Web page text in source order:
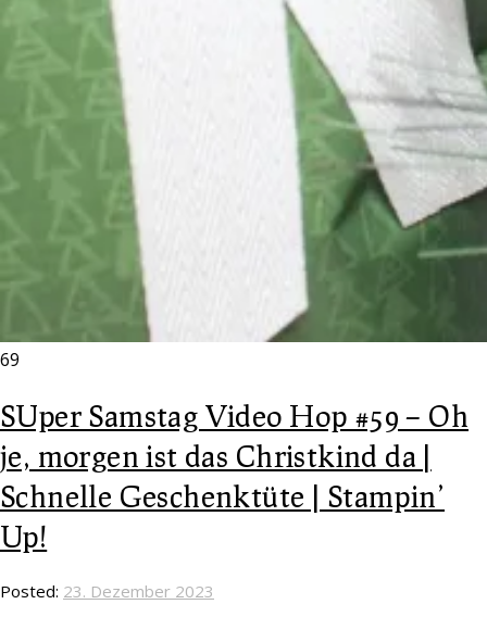
69
SUper Samstag Video Hop #59 – Oh
je, morgen ist das Christkind da |
Schnelle Geschenktüte | Stampin’
Up!
Posted: 23. Dezember 2023